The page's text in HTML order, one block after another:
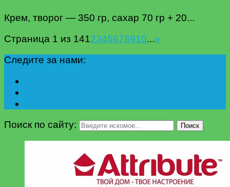
Крем, творог — 350 гр, сахар 70 гр + 20...
Страница 1 из 1412345678910...»
Следите за нами:
Поиск по сайту: Поиск